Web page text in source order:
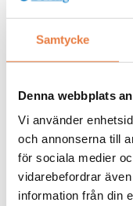
Samtycke
Denna webbplats
Vi använder
och annonserna till
för sociala medier
vidarebefordrar
information från din
Kontaktperson